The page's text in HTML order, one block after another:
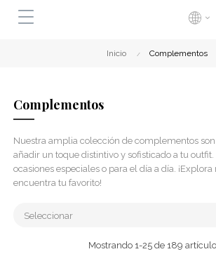
Inicio Complementos
Complementos
Nuestra amplia colección de complementos
añadir un toque distintivo y sofisticado a tu outfit.
ocasiones especiales o para el día a día.
encuentra tu favorito!
Seleccionar
Mostrando 1-25 de 189